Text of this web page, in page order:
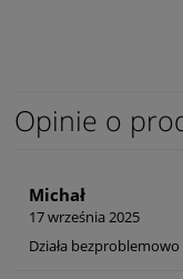
Opinie o
Michał
17 września 2025
Działa